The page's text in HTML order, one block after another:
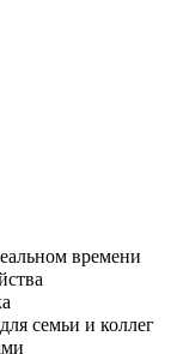
времени
семьи и коллег